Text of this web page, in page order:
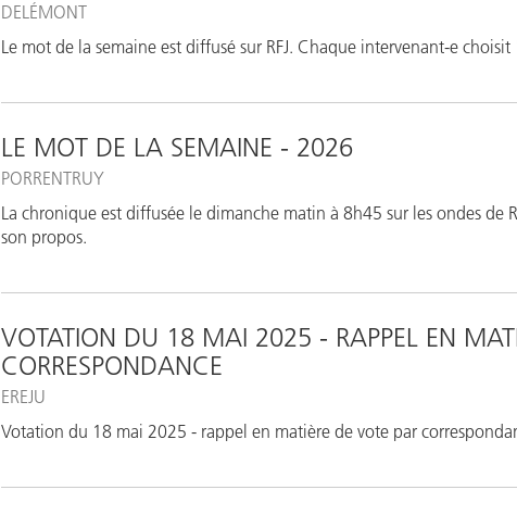
DELÉMONT
Le mot de la semaine est diffusé sur RFJ. Chaque intervenant-e
LE MOT DE LA SEMAINE - 2026
PORRENTRUY
La chronique est diffusée le dimanche matin à 8h45 sur les ondes
son propos.
VOTATION DU 18 MAI 2025 - RAPPEL EN
CORRESPONDANCE
EREJU
Votation du 18 mai 2025 - rappel en matière de vote par